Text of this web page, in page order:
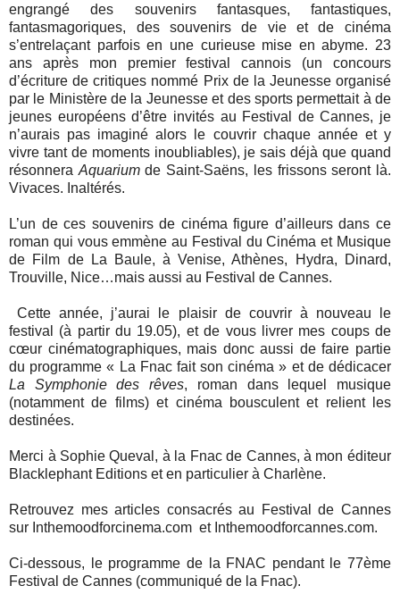
engrangé des souvenirs fantasques, fantastiques,
fantasmagoriques, des souvenirs de vie et de cinéma
s’entrelaçant parfois en une curieuse mise en abyme. 23
ans après mon premier festival cannois (un concours
d’écriture de critiques nommé Prix de la Jeunesse organisé
par le Ministère de la Jeunesse et des sports permettait à de
jeunes européens d’être invités au Festival de Cannes, je
n’aurais pas imaginé alors le couvrir chaque année et y
vivre tant de moments inoubliables), je sais déjà que quand
résonnera Aquariumde Saint-Saëns, les frissons seront là.
Vivaces. Inaltérés.
L’un de ces souvenirs de cinéma figure d’ailleurs dans ce
roman qui vous emmène au Festival du Cinéma et Musique
de Film de La Baule, à Venise, Athènes, Hydra, Dinard,
Trouville, Nice…mais aussi au Festival de Cannes.
Cette année, j’aurai le plaisir de couvrir à nouveau le
festival (à partir du 19.05), et de vous livrer mes coups de
cœur cinématographiques, mais donc aussi de faire partie
du programme « La Fnac fait son cinéma » et de dédicacer
La Symphonie des rêves, roman dans lequel musique
(notamment de films) et cinéma bousculent et relient les
destinées.
Merci à Sophie Queval, à la Fnac de Cannes, à mon éditeur
Blacklephant Editions et en particulier à Charlène.
Retrouvez mes articles consacrés au Festival de Cannes
sur Inthemoodforcinema.com et Inthemoodforcannes.com.
Ci-dessous, le programme de la FNAC pendant le 77ème
Festival de Cannes (communiqué de la Fnac).